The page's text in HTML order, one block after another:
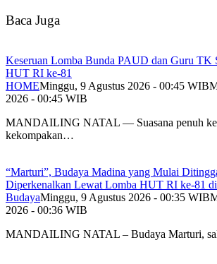
Baca Juga
Keseruan Lomba Bunda PAUD dan Guru TK
HUT RI ke-81
HOMEMinggu, 9 Agustus 2026 - 00:45 WIB
2026 - 00:45 WIB
MANDAILING NATAL — Suasana penuh
kekompakan…
“Marturi”, Budaya Madina yang Mulai
Diperkenalkan Lewat Lomba HUT RI ke-81
BudayaMinggu, 9 Agustus 2026 - 00:35 WIB
2026 - 00:36 WIB
MANDAILING NATAL – Budaya Marturi,